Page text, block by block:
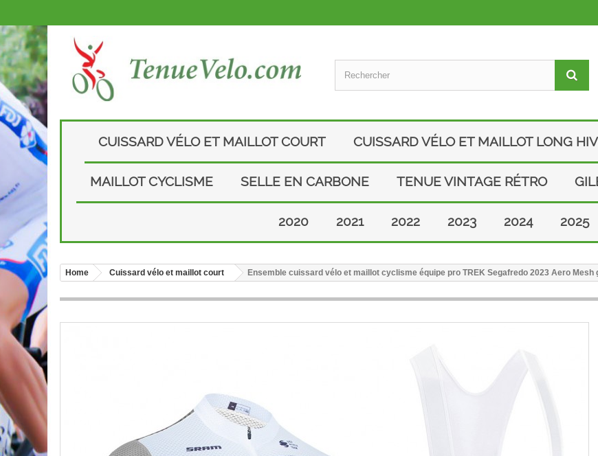
CUISSARD VÉLO ET MAILLOT COURT CUISSARD VÉLO ET MAILLOT LONG
MAILLOT CYCLISME SELLE EN CARBONE TENUE VINTAGE RÉTRO
2020 2021 2022 2023 2024 2025
Home Cuissard vélo et maillot court Ensemble cuissard vélo et maillot cyclisme équipe pro TREK Segafredo 2023 Aero Mesh